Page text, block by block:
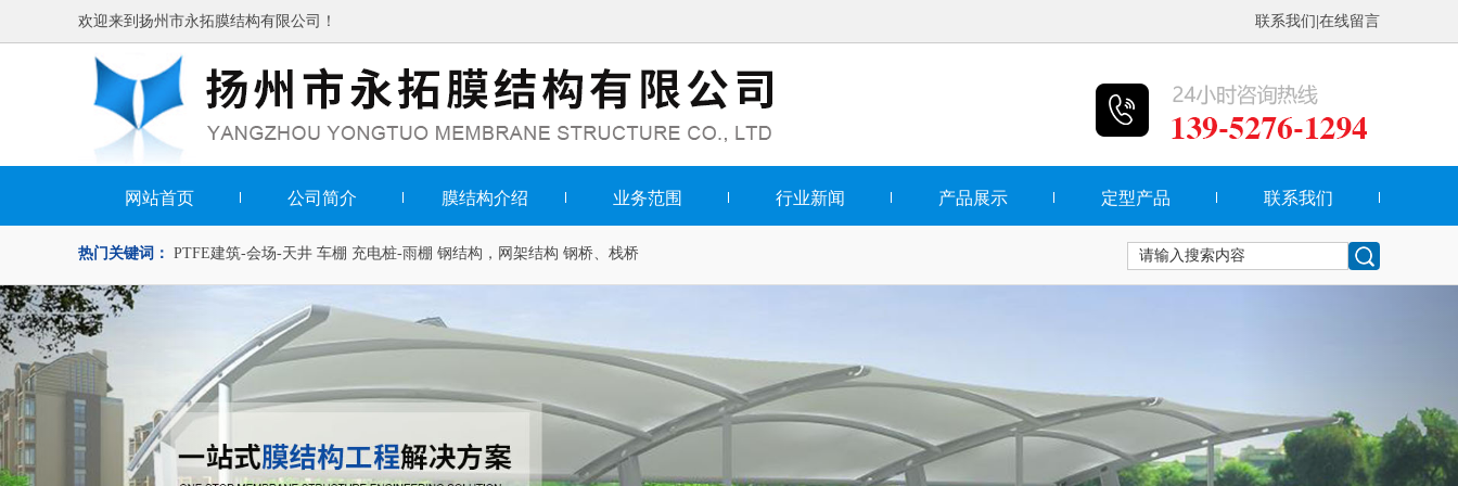
欢迎来到扬州市永拓膜结构有限公司！ 联系我们 在线留言
网站首页 公司简介 膜结构介绍 业务范围 行业新闻 产品展示 定型产品 联系我们
热门关键词： PTFE建筑-会场-天井 车棚 充电桩-雨棚 钢结构，网架结构 钢桥、栈桥